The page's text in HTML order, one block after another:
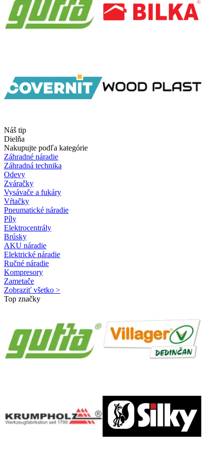
Náš tip
Dielňa
Nakupujte podľa kategórie
Záhradné náradie
Záhradná technika
Odevy
Zváračky
Vysávače a fukáry
Vŕtačky
Pneumatické náradie
Píly
Elektrocentrály
Brúsky
AKU náradie
Elektrické náradie
Ručné náradie
Kompresory
Zametače
Zobraziť všetko >
Top značky